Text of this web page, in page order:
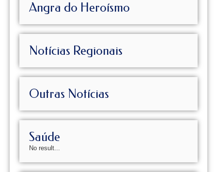
Angra do Heroísmo
Notícias Regionais
Outras Notícias
Saúde
No result...